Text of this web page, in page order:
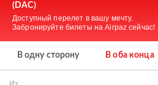
(DAC)
Доступный перелет в вашу мечту.
Забронируйте билеты на Airpaz сейчас!
В одну сторону В оба конца